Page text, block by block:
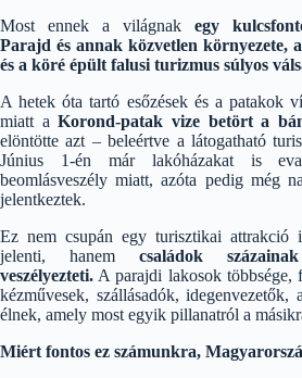
Most ennek a világnakegy
Parajd és annak közvetlen környezete,
és a köré épült falusi turizmus súlyos
A hetek óta tartó esőzések és a patakok
miatt aKorond-patak vize betört a
elöntötte azt – beleértve a látogatható
Június 1-én már lakóházakat is
beomlásveszély miatt, azóta pedig még
jelentkeztek.
Ez nem csupán egy turisztikai attrakció
jelenti, hanemcsaládok
veszélyezteti. A parajdi lakosok többsége,
kézművesek, szállásadók, idegenvezetők,
élnek, amely most egyik pillanatról a
Miért fontos ez számunkra,